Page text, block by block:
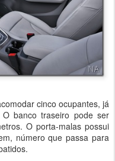
cinco ocupantes, já
banco traseiro pode ser
O porta-malas possui
número que passa para